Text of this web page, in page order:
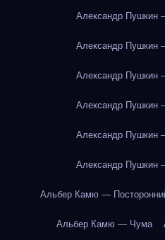
Александр Пушкин
Александр Пушкин
Александр Пушкин
Александр Пушкин
Александр Пушкин
Александр Пушкин
Альбер Камю —
Альбер Камю — Чума